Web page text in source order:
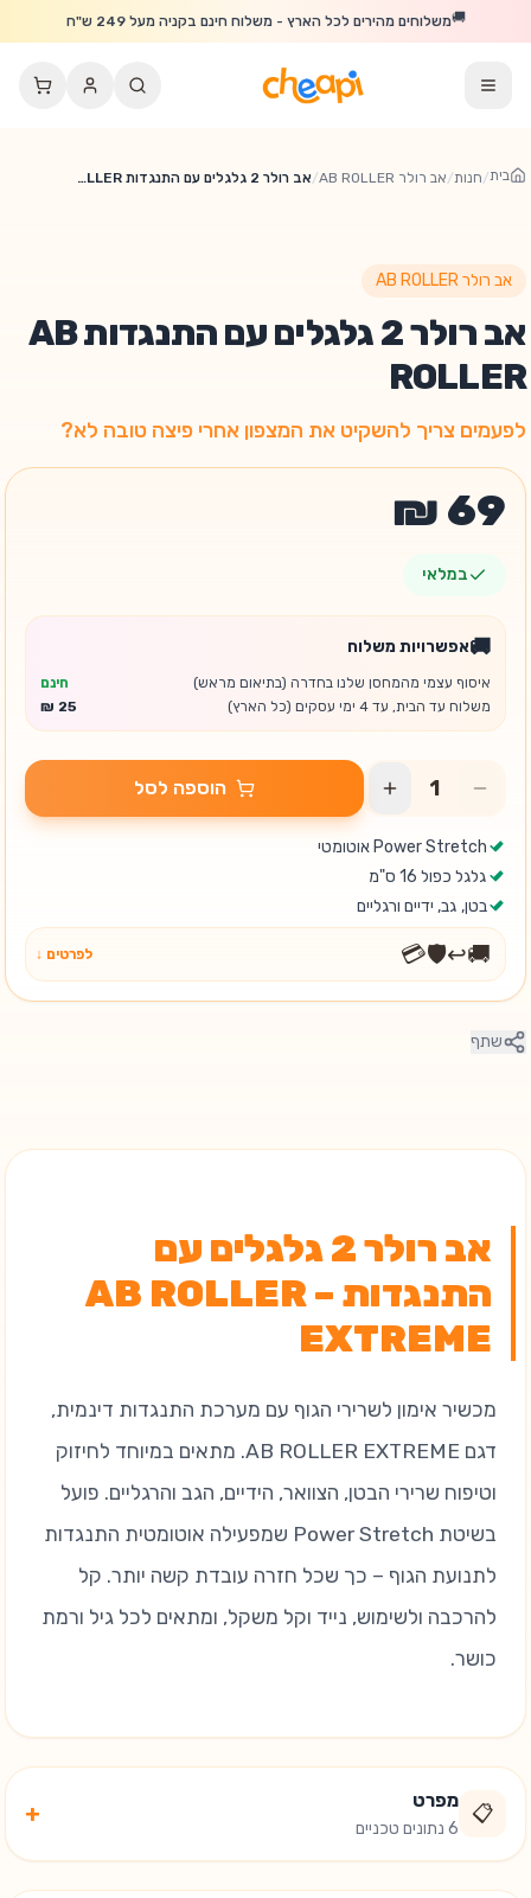
דלג לתוכן הראשי
🚚משלוחים מהירים לכל הארץ - משלוח חינם בקניה מעל 249 ש"ח
בית/חנות/אב רולר AB ROLLER / אב רולר 2 גלגלים עם התנגדות AB ROLLER
אב רולר AB ROLLER
אב רולר 2 גלגלים עם התנגדות AB
ROLLER
לפעמים צריך להשקיט את המצפון אחרי פיצה טובה לא?
במלאי
🚚אפשרויות משלוח
איסוף עצמי מהמחסן שלנו בחדרה (בתיאום מראש)
חינם
משלוח עד הבית, עד 4 ימי עסקים (כל הארץ)
הוספה לסל
Power Stretch אוטומטי
גלגל כפול 16 ס"מ
בטן, גב, ידיים ורגליים
🚚
↩️
🛡️
💳 לפרטים ↓
שתף
אב רולר 2 גלגלים עם
התנגדות – AB ROLLER
EXTREME
מכשיר אימון לשרירי הגוף עם מערכת התנגדות דינמית,
דגם AB ROLLER EXTREME. מתאים במיוחד לחיזוק
וטיפוח שרירי הבטן, הצוואר, הידיים, הגב והרגליים. פועל
בשיטת Power Stretch שמפעילה אוטומטית התנגדות
לתנועת הגוף – כך שכל חזרה עובדת קשה יותר. קל
להרכבה ולשימוש, נייד וקל משקל, ומתאים לכל גיל ורמת
כושר.
📋
מפרט
6 נתונים טכניים
+